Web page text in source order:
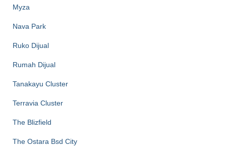
Myza
Nava Park
Ruko Dijual
Rumah Dijual
Tanakayu Cluster
Terravia Cluster
The Blizfield
The Ostara Bsd City